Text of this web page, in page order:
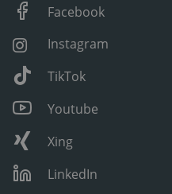
Facebook
Instagram
TikTok
Youtube
Xing
LinkedIn